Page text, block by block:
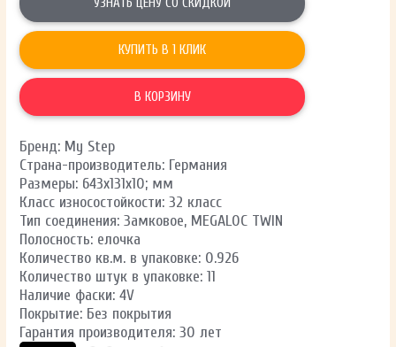
УЗНАТЬ ЦЕНУ СО СКИДКОЙ
КУПИТЬ В 1 КЛИК
В КОРЗИНУ
Бренд: My Step
Страна-производитель: Германия
Размеры: 643x131x10; мм
Класс износостойкости: 32 класс
Тип соединения: Замковое, MEGALOC TWIN
Полосность: елочка
Количество кв.м. в упаковке: 0.926
Количество штук в упаковке: 11
Наличие фаски: 4V
Покрытие: Без покрытия
Гарантия производителя: 30 лет